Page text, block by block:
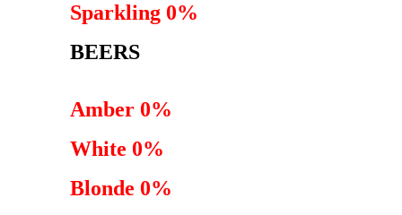
Sparkling 0%
BEERS
Amber 0%
White 0%
Blonde 0%